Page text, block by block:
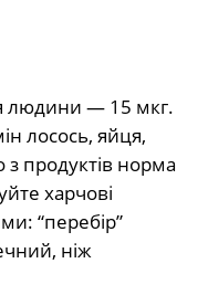
людини — 15 мкг.
лосось, яйця,
з продуктів норма
харчові
“перебір”
ніж